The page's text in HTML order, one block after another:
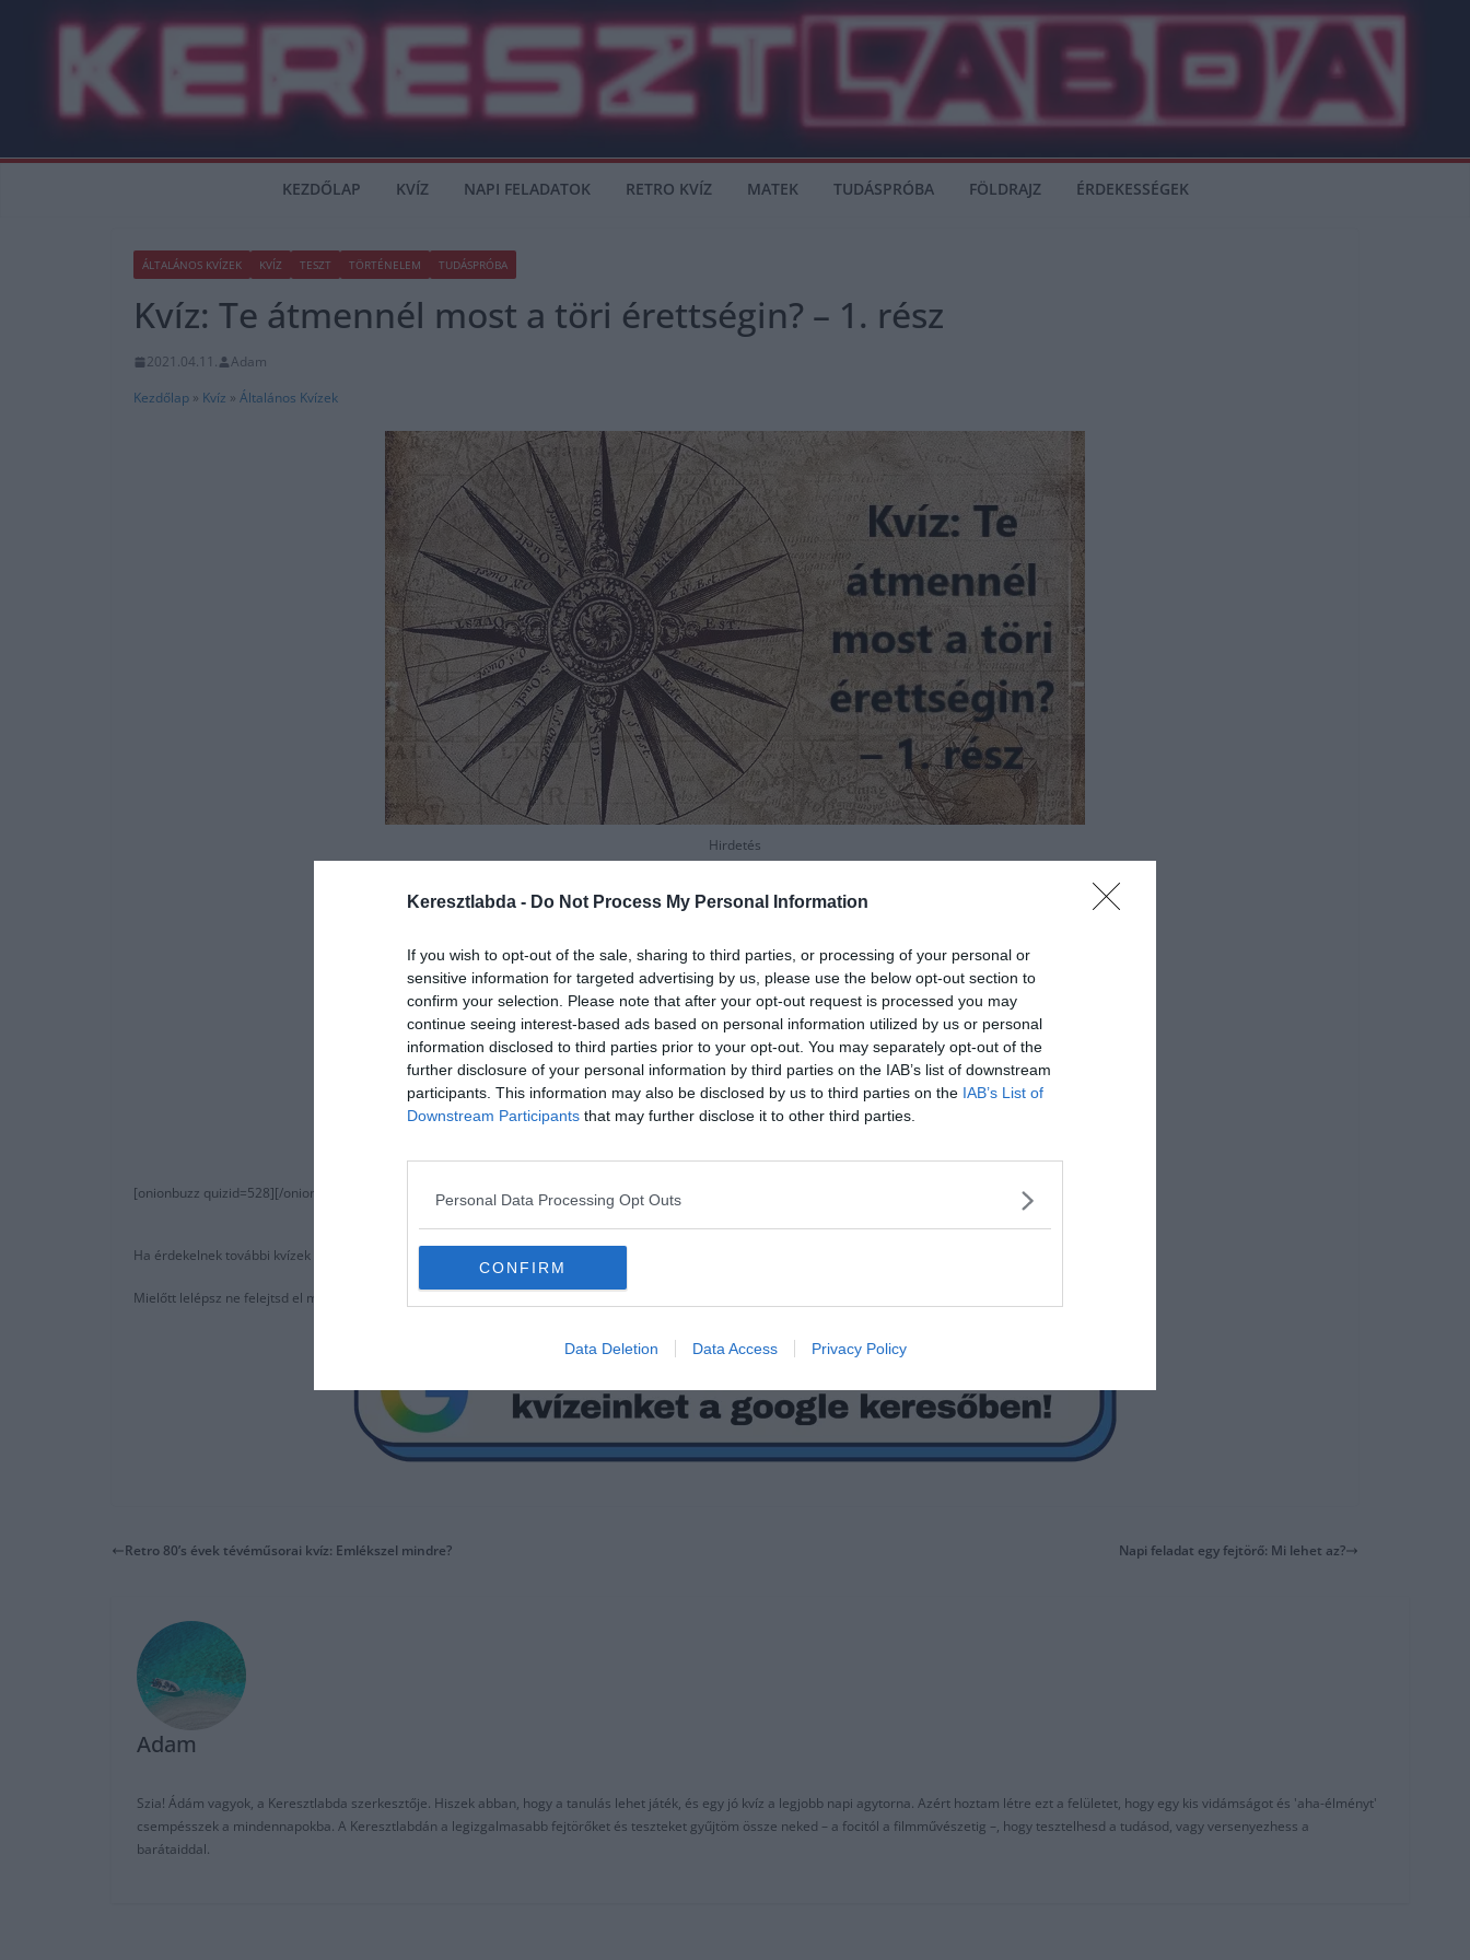
Keresztlabda - Do Not Process My Personal Information
If you wish to opt-out of the sale, sharing to third parties, or processing of your personal or
sensitive information for targeted advertising by us, please use the below opt-out section to
confirm your selection. Please note that after your opt-out request is processed you may
continue seeing interest-based ads based on personal information utilized by us or personal
information disclosed to third parties prior to your opt-out. You may separately opt-out of the
further disclosure of your personal information by third parties on the IAB’s list of downstream
participants. This information may also be disclosed by us to third parties on the IAB’s List of
Downstream Participants that may further disclose it to other third parties.
Personal Data Processing Opt Outs
CONFIRM
Data Deletion Data Access Privacy Policy
KEZDŐLAP KVÍZ NAPI FELADATOK RETRO KVÍZ MATEK TUDÁSPRÓBA FÖLDRAJZ ÉRDEKESSÉGEK
ÁLTALÁNOS KVÍZEK KVÍZ TESZT TÖRTÉNELEM TUDÁSPRÓBA
Kvíz: Te átmennél most a töri érettségin? – 1. rész
2021.04.11.
Adam
Kezdőlap » Kvíz » Általános Kvízek
Hirdetés
[onionbuzz quizid=528][/onionbuzz]
Ha érdekelnek további kvízek
Mielőtt lelépsz ne felejtsd el megosztani barátaiddal az eredményedet.
Retro 80’s évek tévéműsorai kvíz: Emlékszel mindre? Napi feladat egy fejtörő: Mi lehet az?
Adam
Szia! Ádám vagyok, a Keresztlabda szerkesztője. Hiszek abban, hogy a tanulás lehet játék, és egy jó kvíz a legjobb napi agytorna. Azért hoztam létre ezt a felületet, hogy egy kis vidámságot és 'aha-élményt'
csempésszek a mindennapokba. A Keresztlabdán a legizgalmasabb fejtörőket és teszteket gyűjtöm össze neked – a focitól a filmművészetig –, hogy tesztelhesd a tudásod, vagy versenyezhess a
barátaiddal.